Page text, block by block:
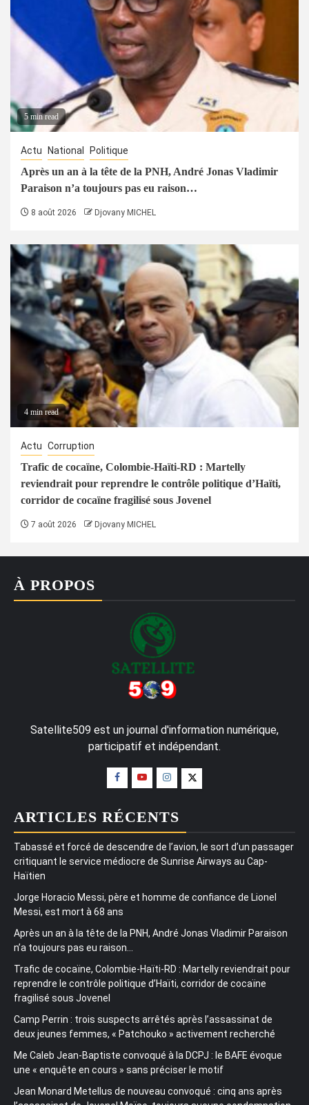
5 min read
Actu National Politique
Après un an à la tête de la PNH, André Jonas Vladimir
Paraison n’a toujours pas eu raison…
8 août 2026 Djovany MICHEL
4 min read
Actu Corruption
Trafic de cocaïne, Colombie-Haïti-RD : Martelly
reviendrait pour reprendre le contrôle politique d’Haïti,
corridor de cocaïne fragilisé sous Jovenel
7 août 2026 Djovany MICHEL
À PROPOS
Satellite509 est un journal d'information numérique,
participatif et indépendant.
ARTICLES RÉCENTS
Tabassé et forcé de descendre de l’avion, le sort d’un passager
critiquant le service médiocre de Sunrise Airways au Cap-
Haïtien
Jorge Horacio Messi, père et homme de confiance de Lionel
Messi, est mort à 68 ans
Après un an à la tête de la PNH, André Jonas Vladimir Paraison
n’a toujours pas eu raison…
Trafic de cocaïne, Colombie-Haïti-RD : Martelly reviendrait pour
reprendre le contrôle politique d’Haïti, corridor de cocaïne
fragilisé sous Jovenel
Camp Perrin : trois suspects arrêtés après l’assassinat de
deux jeunes femmes, « Patchouko » activement recherché
Me Caleb Jean-Baptiste convoqué à la DCPJ : le BAFE évoque
une « enquête en cours » sans préciser le motif
Jean Monard Metellus de nouveau convoqué : cinq ans après